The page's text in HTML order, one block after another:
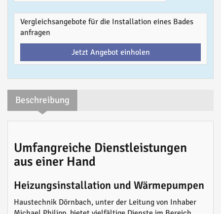
Vergleichsangebote für die Installation eines Bades
anfragen
Jetzt Angebot einholen
Beschreibung
Umfangreiche Dienstleistungen
aus einer Hand
Heizungsinstallation und Wärmepumpen
Haustechnik Dörnbach, unter der Leitung von Inhaber